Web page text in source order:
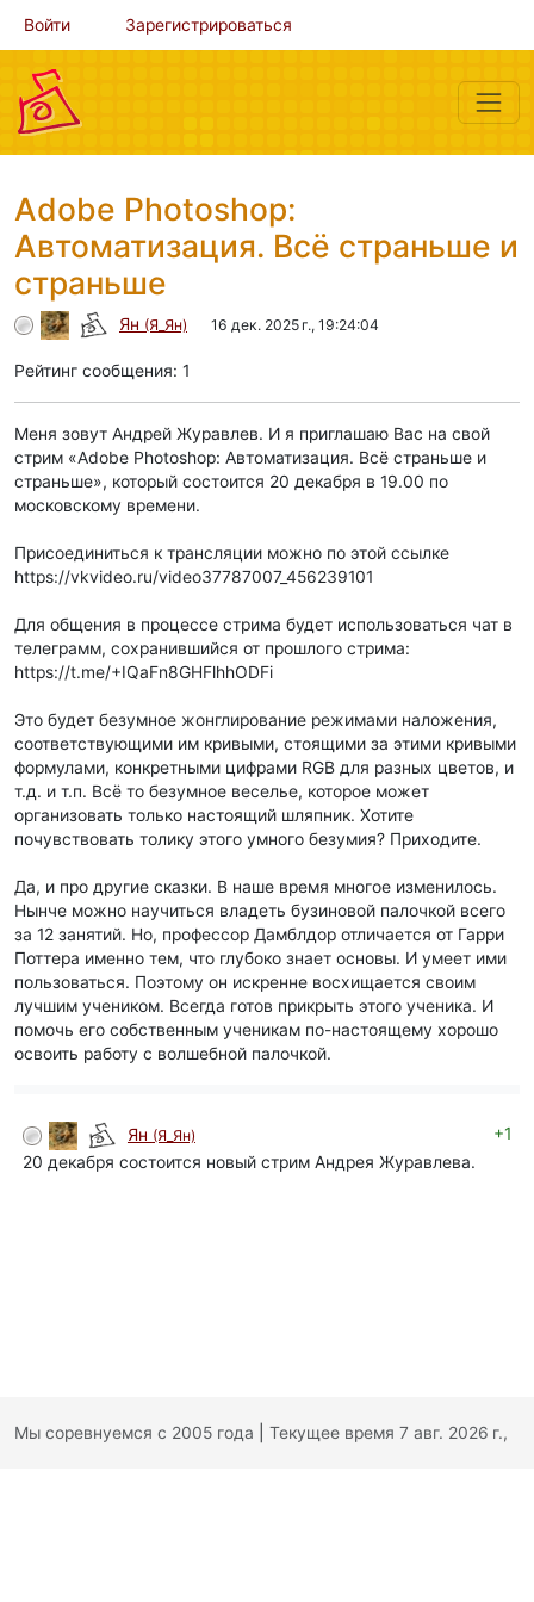
Войти Зарегистрироваться
Adobe Photoshop:
Автоматизация. Всё страньше и
страньше
Ян (Я_Ян) 16 дек. 2025 г., 19:24:04
Рейтинг сообщения: 1
Меня зовут Андрей Журавлев. И я приглашаю Вас на свой
стрим «Adobe Photoshop: Автоматизация. Всё страньше и
страньше», который состоится 20 декабря в 19.00 по
московскому времени.
Присоединиться к трансляции можно по этой ссылке
https://vkvideo.ru/video37787007_456239101
Для общения в процессе стрима будет использоваться чат в
телеграмм, сохранившийся от прошлого стрима:
https://t.me/+IQaFn8GHFlhhODFi
Это будет безумное жонглирование режимами наложения,
соответствующими им кривыми, стоящими за этими кривыми
формулами, конкретными цифрами RGB для разных цветов, и
т.д. и т.п. Всё то безумное веселье, которое может
организовать только настоящий шляпник. Хотите
почувствовать толику этого умного безумия? Приходите.
Да, и про другие сказки. В наше время многое изменилось.
Нынче можно научиться владеть бузиновой палочкой всего
за 12 занятий. Но, профессор Дамблдор отличается от Гарри
Поттера именно тем, что глубоко знает основы. И умеет ими
пользоваться. Поэтому он искренне восхищается своим
лучшим учеником. Всегда готов прикрыть этого ученика. И
помочь его собственным ученикам по-настоящему хорошо
освоить работу с волшебной палочкой.
Ян (Я_Ян)
+1
20 декабря состоится новый стрим Андрея Журавлева.
Мы соревнуемся с 2005 года Текущее время 7 авг. 2026 г.,